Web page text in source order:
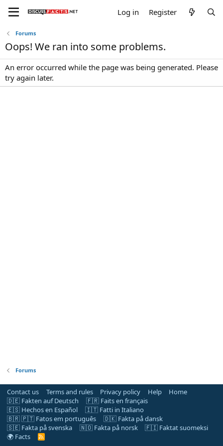
Log in Register
Forums
Oops! We ran into some problems.
An error occurred while the page was being generated. Please
try again later.
Forums
Contact us Terms and rules Privacy policy Help
Home
🇩🇪 Fakten auf Deutsch
🇫🇷 Faits en français
🇪🇸 Hechos en Español
🇮🇹 Fatti in Italiano
🇧🇷 🇵🇹 Fatos em português
🇩🇰 Fakta på dansk
🇸🇪 Fakta på svenska
🇳🇴 Fakta på norsk
🇫🇮 Faktat suomeksi
🌍 Facts
R